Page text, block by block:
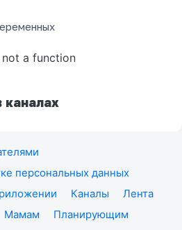
a function
каналах
персональных данных
Каналы
Лента
Мамам
Планирующим